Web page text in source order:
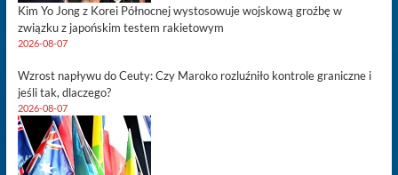
Kim Yo Jong z Korei Północnej wystosowuje wojskową groźbę w
związku z japońskim testem rakietowym
2026-08-07
Wzrost napływu do Ceuty: Czy Maroko rozluźniło kontrole graniczne i
jeśli tak, dlaczego?
2026-08-07